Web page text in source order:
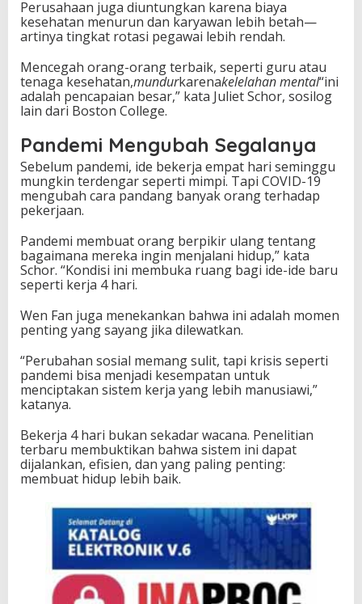
Perusahaan juga diuntungkan karena biaya
kesehatan menurun dan karyawan lebih betah—
artinya tingkat rotasi pegawai lebih rendah.
Mencegah orang-orang terbaik, seperti guru atau
tenaga kesehatan,mundurkarenakelelahan mental“ini
adalah pencapaian besar,” kata Juliet Schor, sosilog
lain dari Boston College.
Pandemi Mengubah Segalanya
Sebelum pandemi, ide bekerja empat hari seminggu
mungkin terdengar seperti mimpi. Tapi COVID-19
mengubah cara pandang banyak orang terhadap
pekerjaan.
Pandemi membuat orang berpikir ulang tentang
bagaimana mereka ingin menjalani hidup,” kata
Schor. “Kondisi ini membuka ruang bagi ide-ide baru
seperti kerja 4 hari.
Wen Fan juga menekankan bahwa ini adalah momen
penting yang sayang jika dilewatkan.
“Perubahan sosial memang sulit, tapi krisis seperti
pandemi bisa menjadi kesempatan untuk
menciptakan sistem kerja yang lebih manusiawi,”
katanya.
Bekerja 4 hari bukan sekadar wacana. Penelitian
terbaru membuktikan bahwa sistem ini dapat
dijalankan, efisien, dan yang paling penting:
membuat hidup lebih baik.